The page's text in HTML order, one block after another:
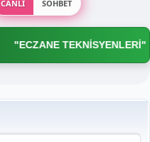
CANLI SOHBET
"ECZANE TEKNİSYENLERİ"